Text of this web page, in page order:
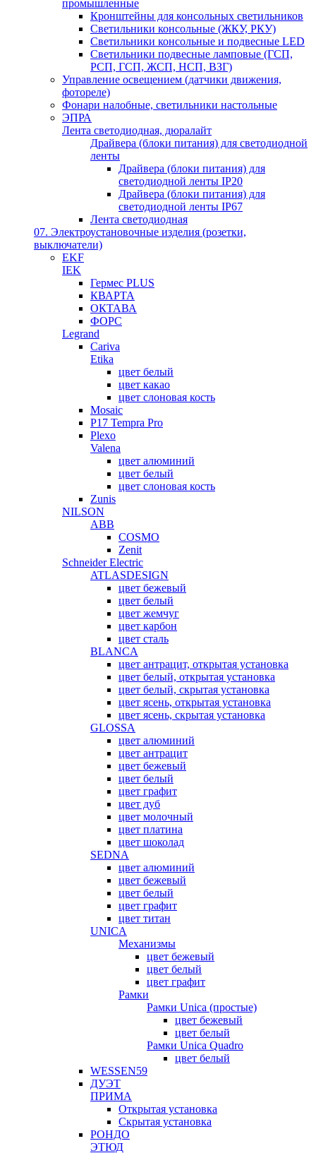
промышленные
Кронштейны для консольных светильников
Светильники консольные (ЖКУ, РКУ)
Светильники консольные и подвесные LED
Светильники подвесные ламповые (ГСП,
РСП, ГСП, ЖСП, НСП, ВЗГ)
Управление освещением (датчики движения,
фотореле)
Фонари налобные, светильники настольные
ЭПРА
Лента светодиодная, дюралайт
Драйвера (блоки питания) для светодиодной
ленты
Драйвера (блоки питания) для
светодиодной ленты IP20
Драйвера (блоки питания) для
светодиодной ленты IP67
Лента светодиодная
07. Электроустановочные изделия (розетки,
выключатели)
EKF
IEK
Гермес PLUS
КВАРТА
ОКТАВА
ФОРС
Legrand
Cariva
Etika
цвет белый
цвет какао
цвет слоновая кость
Mosaic
P17 Tempra Pro
Plexo
Valena
цвет алюминий
цвет белый
цвет слоновая кость
Zunis
NILSON
ABB
COSMO
Zenit
Schneider Electric
ATLASDESIGN
цвет бежевый
цвет белый
цвет жемчуг
цвет карбон
цвет сталь
BLANCA
цвет антрацит, открытая установка
цвет белый, открытая установка
цвет белый, скрытая установка
цвет ясень, открытая установка
цвет ясень, скрытая установка
GLOSSA
цвет алюминий
цвет антрацит
цвет бежевый
цвет белый
цвет графит
цвет дуб
цвет молочный
цвет платина
цвет шоколад
SEDNA
цвет алюминий
цвет бежевый
цвет белый
цвет графит
цвет титан
UNICA
Механизмы
цвет бежевый
цвет белый
цвет графит
Рамки
Рамки Unica (простые)
цвет бежевый
цвет белый
Рамки Unica Quadro
цвет белый
WESSEN59
ДУЭТ
ПРИМА
Открытая установка
Скрытая установка
РОНДО
ЭТЮД